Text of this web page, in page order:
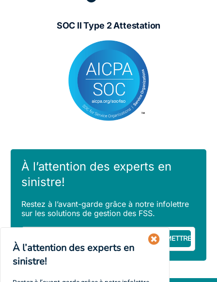
À l’attention des experts en
sinistre!
SOC II Type 2 Attestation
À l’attention des experts en
sinistre!
Restez à l’avant-garde grâce à notre infolettre
sur les solutions de gestion des FSS.
(Obligatoire)